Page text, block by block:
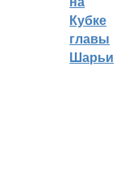
Кубке
главы
Шарьи